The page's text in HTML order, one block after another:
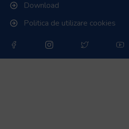
Link-uri utile
Download
Politica de utilizare cookies